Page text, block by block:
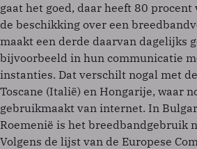
gaat het goed, daar heeft 80 procent
de beschikking over een
maakt een derde daarvan dagelijks
bijvoorbeeld in hun communicatie
instanties. Dat verschilt nogal met
Toscane (Italië) en Hongarije, waar
gebruikmaakt van internet. In
Roemenië is het breedbandgebruik
Volgens de lijst van de Europese